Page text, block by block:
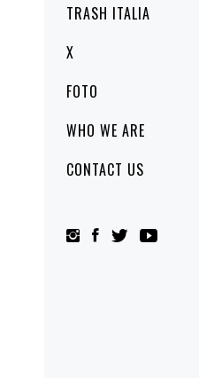
TRASH ITALIA
X
FOTO
WHO WE ARE
CONTACT US